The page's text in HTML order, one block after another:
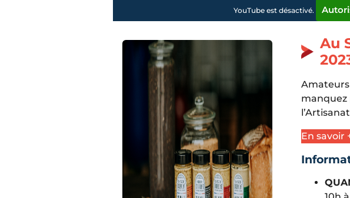
YouTube est désactivé.
Au
manquez
En savoir